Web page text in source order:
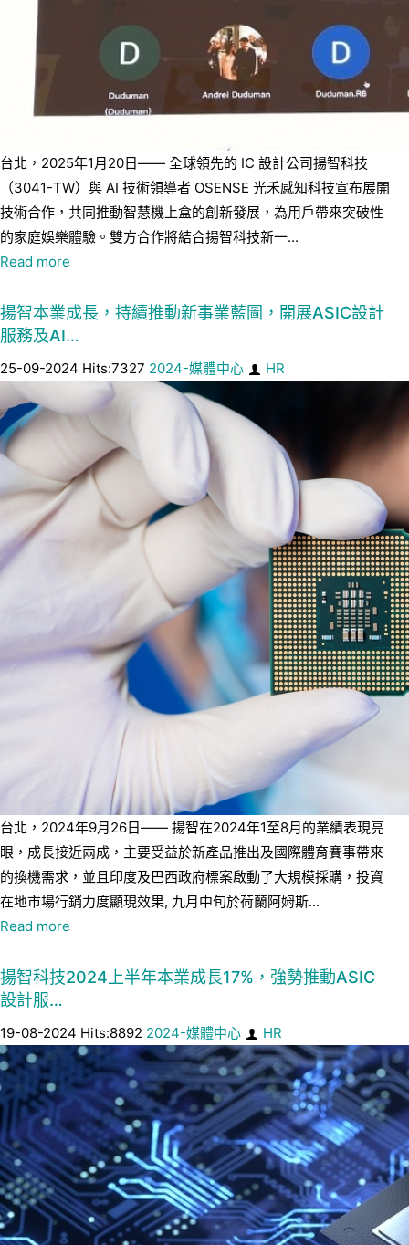
台北，2025年1月20日—— 全球領先的 IC 設計公司揚智科技
（3041-TW）與 AI 技術領導者 OSENSE 光禾感知科技宣布展開
技術合作，共同推動智慧機上盒的創新發展，為用戶帶來突破性
的家庭娛樂體驗。雙方合作將結合揚智科技新一...
Read more
揚智本業成長，持續推動新事業藍圖，開展ASIC設計
服務及AI…
25-09-2024 Hits:7327 2024-媒體中心 HR
台北，2024年9月26日—— 揚智在2024年1至8月的業績表現亮
眼，成長接近兩成，主要受益於新產品推出及國際體育賽事帶來
的換機需求，並且印度及巴西政府標案啟動了大規模採購，投資
在地市場行銷力度顯現效果, 九月中旬於荷蘭阿姆斯...
Read more
揚智科技2024上半年本業成長17%，強勢推動ASIC
設計服…
19-08-2024 Hits:8892 2024-媒體中心 HR